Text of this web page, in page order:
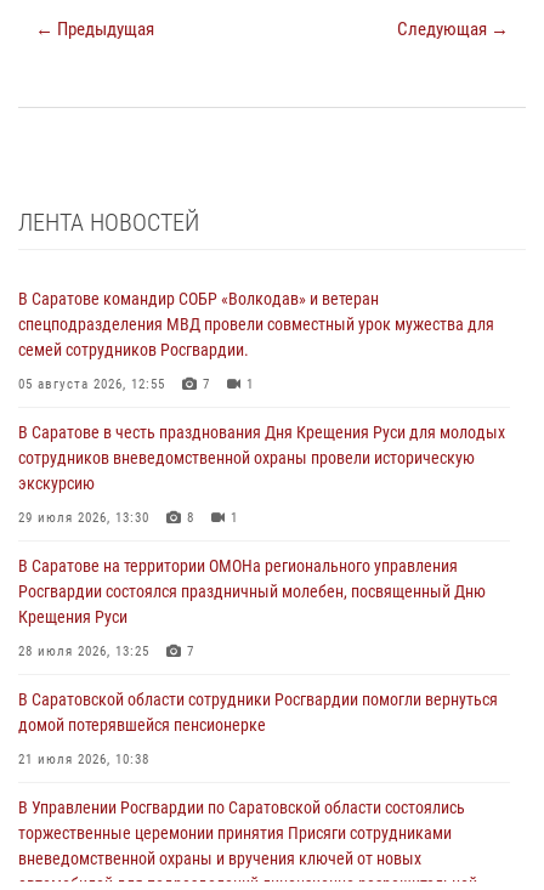
← Предыдущая Следующая →
ЛЕНТА НОВОСТЕЙ
В Саратове командир СОБР «Волкодав» и ветеран
спецподразделения МВД провели совместный урок мужества для
семей сотрудников Росгвардии.
05 августа 2026, 12:55 7 1
В Саратове в честь празднования Дня Крещения Руси для молодых
сотрудников вневедомственной охраны провели историческую
экскурсию
29 июля 2026, 13:30 8 1
В Саратове на территории ОМОНа регионального управления
Росгвардии состоялся праздничный молебен, посвященный Дню
Крещения Руси
28 июля 2026, 13:25 7
В Саратовской области сотрудники Росгвардии помогли вернуться
домой потерявшейся пенсионерке
21 июля 2026, 10:38
В Управлении Росгвардии по Саратовской области состоялись
торжественные церемонии принятия Присяги сотрудниками
вневедомственной охраны и вручения ключей от новых
автомобилей для подразделений лицензионно-разрешительной